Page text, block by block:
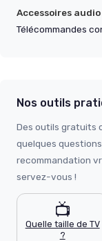
Accessoires
Télécommandes
Nos outils
Des outils gratuits
quelques
recommandation
servez-vous !
📺
Quelle taille de TV
?